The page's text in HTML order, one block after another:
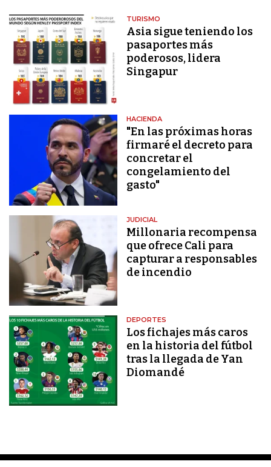
TURISMO
Asia sigue teniendo los
pasaportes más
poderosos, lidera
Singapur
HACIENDA
"En las próximas horas
firmaré el decreto para
concretar el
congelamiento del
gasto"
JUDICIAL
Millonaria recompensa
que ofrece Cali para
capturar a responsables
de incendio
DEPORTES
Los fichajes más caros
en la historia del fútbol
tras la llegada de Yan
Diomandé